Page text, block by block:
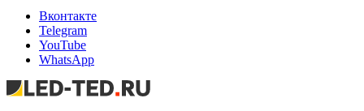
Вконтакте
Telegram
YouTube
WhatsApp